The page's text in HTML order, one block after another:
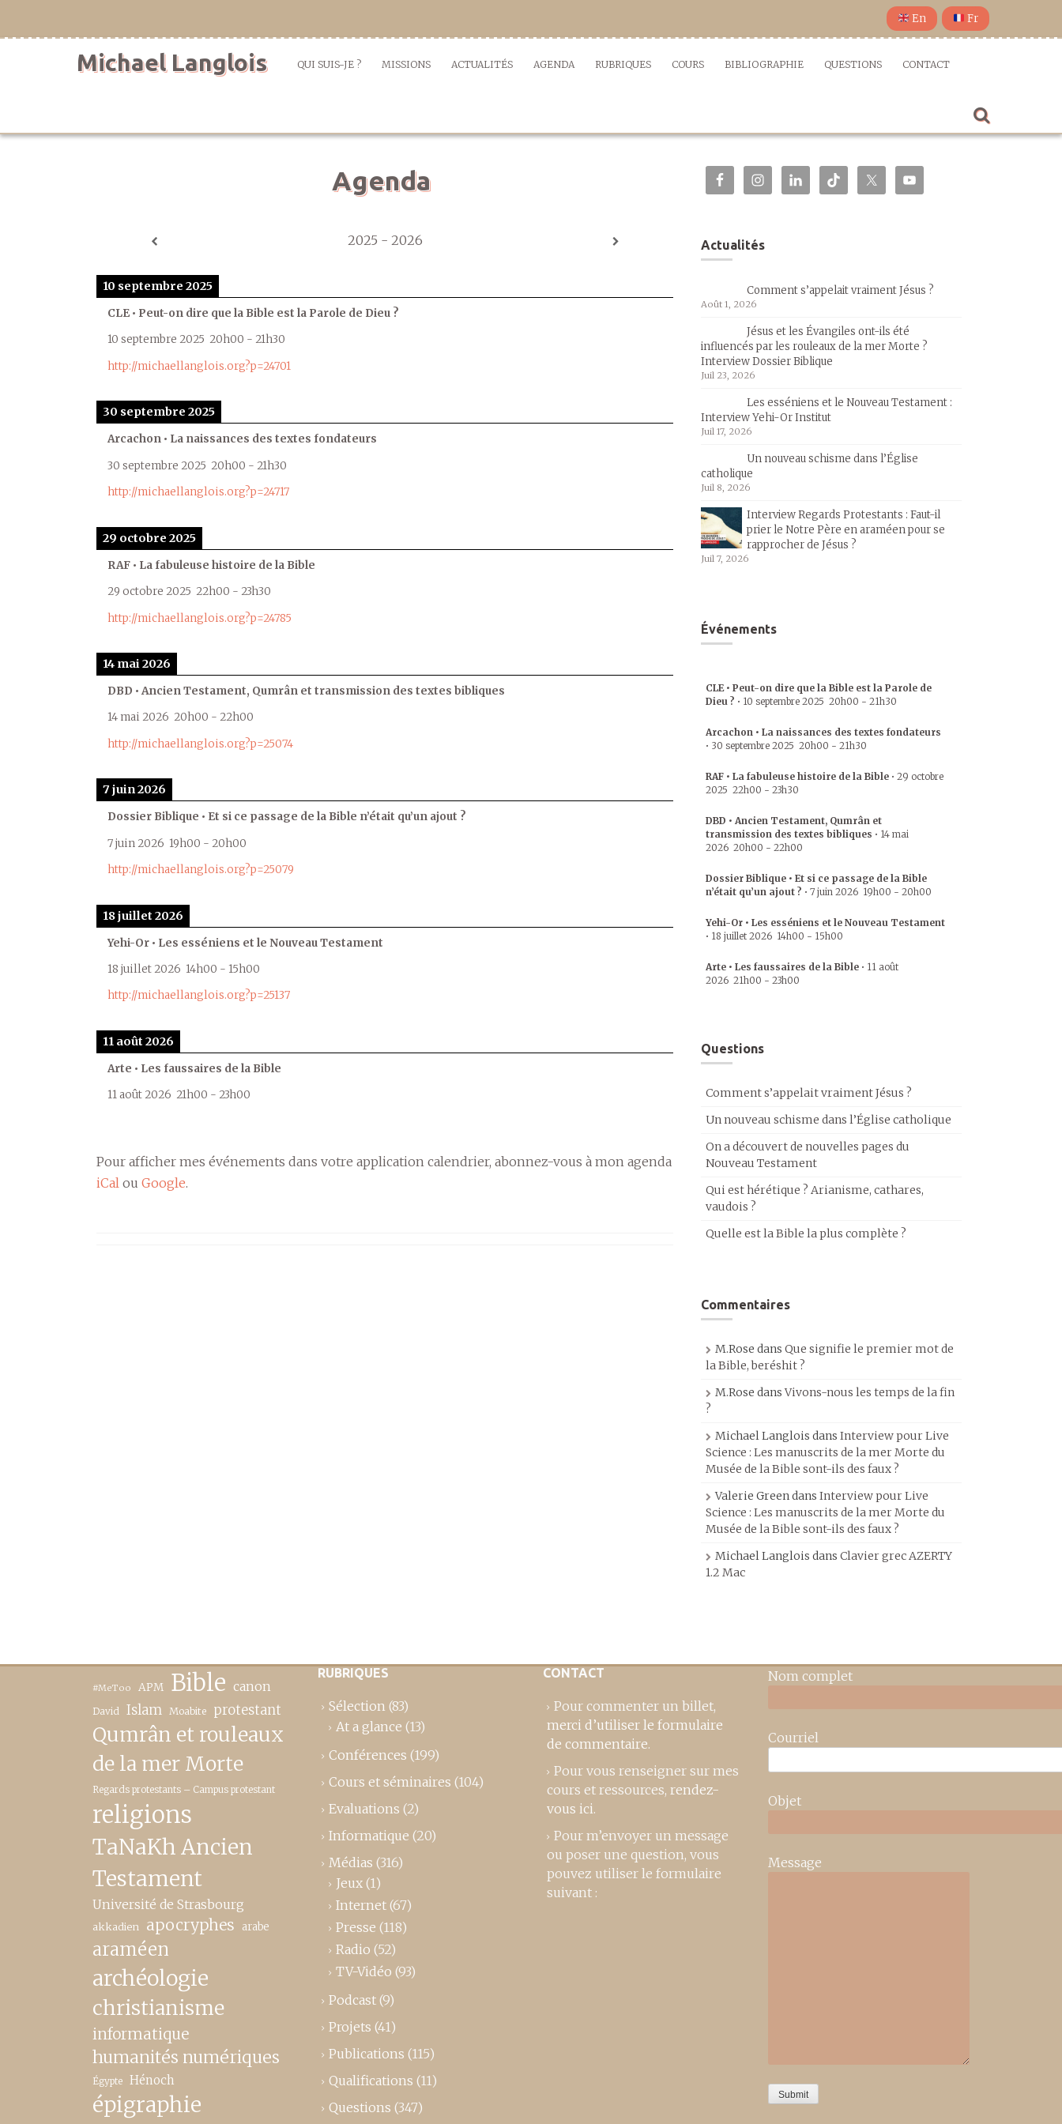
En Fr
Michael Langlois QUI SUIS-JE ? MISSIONS ACTUALITÉS AGENDA RUBRIQUES COURS BIBLIOGRAPHIE QUESTIONS CONTACT
Agenda
2025 - 2026
10 septembre 2025
CLE • Peut-on dire que la Bible est la Parole de Dieu ?
10 septembre 2025 20h00 - 21h30
http://michaellanglois.org?p=24701
30 septembre 2025
Arcachon • La naissances des textes fondateurs
30 septembre 2025 20h00 - 21h30
http://michaellanglois.org?p=24717
29 octobre 2025
RAF • La fabuleuse histoire de la Bible
29 octobre 2025 22h00 - 23h30
http://michaellanglois.org?p=24785
14 mai 2026
DBD • Ancien Testament, Qumrân et transmission des textes bibliques
14 mai 2026 20h00 - 22h00
http://michaellanglois.org?p=25074
7 juin 2026
Dossier Biblique • Et si ce passage de la Bible n’était qu’un ajout ?
7 juin 2026 19h00 - 20h00
http://michaellanglois.org?p=25079
18 juillet 2026
Yehi-Or • Les esséniens et le Nouveau Testament
18 juillet 2026 14h00 - 15h00
http://michaellanglois.org?p=25137
11 août 2026
Arte • Les faussaires de la Bible
11 août 2026 21h00 - 23h00
Pour afficher mes événements dans votre application calendrier, abonnez-vous à mon agenda
iCal ou Google.
Actualités
Comment s’appelait vraiment Jésus ?
Août 1, 2026
Jésus et les Évangiles ont-ils été
influencés par les rouleaux de la mer Morte ?
Interview Dossier Biblique
Juil 23, 2026
Les esséniens et le Nouveau Testament :
Interview Yehi-Or Institut
Juil 17, 2026
Un nouveau schisme dans l’Église
catholique
Juil 8, 2026
Interview Regards Protestants : Faut-il
prier le Notre Père en araméen pour se
rapprocher de Jésus ?
Juil 7, 2026
Événements
CLE • Peut-on dire que la Bible est la Parole de
Dieu ? • 10 septembre 2025 20h00 - 21h30
Arcachon • La naissances des textes fondateurs
• 30 septembre 2025 20h00 - 21h30
RAF • La fabuleuse histoire de la Bible • 29 octobre
2025 22h00 - 23h30
DBD • Ancien Testament, Qumrân et
transmission des textes bibliques • 14 mai
2026 20h00 - 22h00
Dossier Biblique • Et si ce passage de la Bible
n’était qu’un ajout ? • 7 juin 2026 19h00 - 20h00
Yehi-Or • Les esséniens et le Nouveau Testament
• 18 juillet 2026 14h00 - 15h00
Arte • Les faussaires de la Bible • 11 août
2026 21h00 - 23h00
Questions
Comment s’appelait vraiment Jésus ?
Un nouveau schisme dans l’Église catholique
On a découvert de nouvelles pages du
Nouveau Testament
Qui est hérétique ? Arianisme, cathares,
vaudois ?
Quelle est la Bible la plus complète ?
Commentaires
M.Rose dans Que signifie le premier mot de
la Bible, beréshit ?
M.Rose dansVivons-nous les temps de la fin
?
Michael Langlois dans Interview pour Live
Science : Les manuscrits de la mer Morte du
Musée de la Bible sont-ils des faux ?
Valerie Greendans Interview pour Live
Science : Les manuscrits de la mer Morte du
Musée de la Bible sont-ils des faux ?
Michael Langlois dans Clavier grec AZERTY
1.2 Mac
#MeToo APM Bible canon
David Islam Moabite protestant
Qumrân et rouleaux
de la mer Morte
Regards protestants – Campus protestant
religions
TaNaKh Ancien
Testament
Université de Strasbourg
akkadien apocryphes arabe
araméen
archéologie
christianisme
informatique
humanités numériques
Égypte Hénoch
épigraphie
RUBRIQUES
Sélection (83)
At a glance (13)
Conférences (199)
Cours et séminaires (104)
Evaluations (2)
Informatique (20)
Médias (316)
Jeux (1)
Internet (67)
Presse (118)
Radio (52)
TV-Vidéo (93)
Podcast (9)
Projets (41)
Publications (115)
Qualifications (11)
Questions (347)
CONTACT
Pour commenter un billet,
merci d’utiliser le formulaire
de commentaire.
Pour vous renseigner sur mes
cours et ressources, rendez-
vous ici.
Pour m’envoyer un message
ou poser une question, vous
pouvez utiliser le formulaire
suivant :
Nom complet
Courriel
Objet
Message